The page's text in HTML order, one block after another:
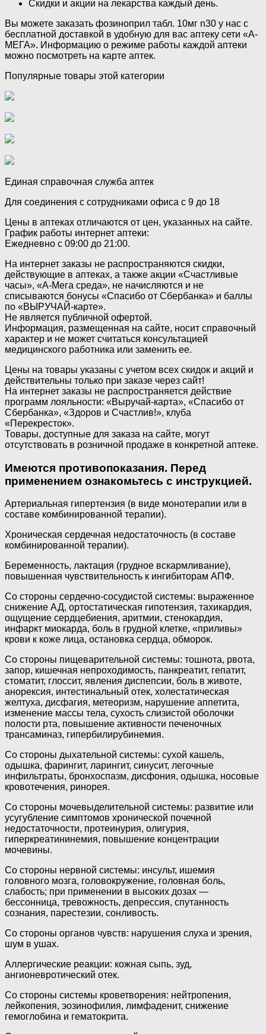
Скидки и акции на лекарства каждый день.
Вы можете заказать фозиноприл табл. 10мг n30 у нас с
бесплатной доставкой в удобную для вас аптеку сети «А-
МЕГА». Информацию о режиме работы каждой аптеки
можно посмотреть на карте аптек.
Популярные товары этой категории
Единая справочная служба аптек
Для соединения с сотрудниками офиса с 9 до 18
Цены в аптеках отличаются от цен, указанных на сайте.
График работы интернет аптеки:
Ежедневно с 09:00 до 21:00.
На интернет заказы не распространяются скидки,
действующие в аптеках, а также акции «Счастливые
часы», «А-Мега среда», не начисляются и не
списываются бонусы «Спасибо от Сбербанка» и баллы
по «ВЫРУЧАЙ-карте».
Не является публичной офертой.
Информация, размещенная на сайте, носит справочный
характер и не может считаться консультацией
медицинского работника или заменить ее.
Цены на товары указаны с учетом всех скидок и акций и
действительны только при заказе через сайт!
На интернет заказы не распространяется действие
программ лояльности: «Выручай-карта», «Спасибо от
Сбербанка», «Здоров и Счастлив!», клуба
«Перекресток».
Товары, доступные для заказа на сайте, могут
отсутствовать в розничной продаже в конкретной аптеке.
Имеются противопоказания. Перед
применением ознакомьтесь с инструкцией.
Артериальная гипертензия (в виде монотерапии или в
составе комбинированной терапии).
Хроническая сердечная недостаточность (в составе
комбинированной терапии).
Беременность, лактация (грудное вскармливание),
повышенная чувствительность к ингибиторам АПФ.
Со стороны сердечно-сосудистой системы: выраженное
снижение АД, ортостатическая гипотензия, тахикардия,
ощущение сердцебиения, аритмии, стенокардия,
инфаркт миокарда, боль в грудной клетке, «приливы»
крови к коже лица, остановка сердца, обморок.
Со стороны пищеварительной системы: тошнота, рвота,
запор, кишечная непроходимость, панкреатит, гепатит,
стоматит, глоссит, явления диспепсии, боль в животе,
анорексия, интестинальный отек, холестатическая
желтуха, дисфагия, метеоризм, нарушение аппетита,
изменение массы тела, сухость слизистой оболочки
полости рта, повышение активности печеночных
трансаминаз, гипербилирубинемия.
Со стороны дыхательной системы: сухой кашель,
одышка, фарингит, ларингит, синусит, легочные
инфильтраты, бронхоспазм, дисфония, одышка, носовые
кровотечения, ринорея.
Со стороны мочевыделительной системы: развитие или
усугубление симптомов хронической почечной
недостаточности, протеинурия, олигурия,
гиперкреатининемия, повышение концентрации
мочевины.
Со стороны нервной системы: инсульт, ишемия
головного мозга, головокружение, головная боль,
слабость; при применении в высоких дозах —
бессонница, тревожность, депрессия, спутанность
сознания, парестезии, сонливость.
Со стороны органов чувств: нарушения слуха и зрения,
шум в ушах.
Аллергические реакции: кожная сыпь, зуд,
ангионевротический отек.
Со стороны системы кроветворения: нейтропения,
лейкопения, эозинофилия, лимфаденит, снижение
гемоглобина и гематокрита.